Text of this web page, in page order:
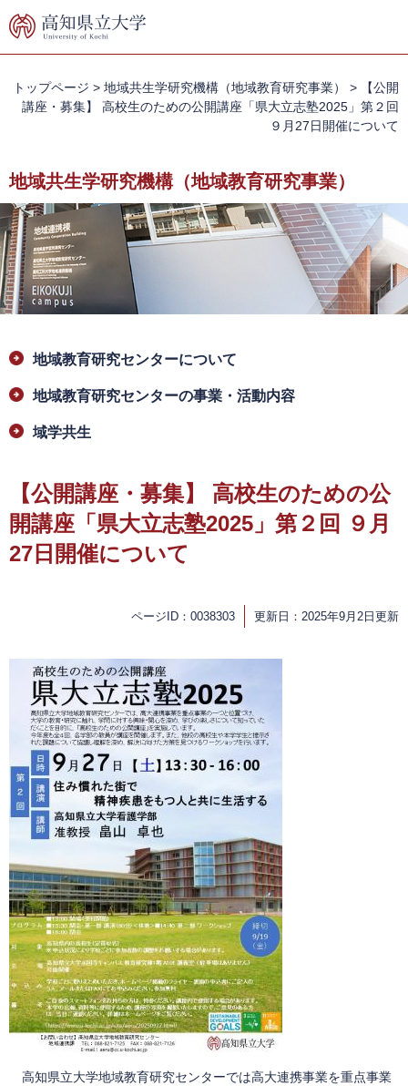
ー
ニ
本
文
へ
トップページ > 地域共生学研究機構（地域教育研究事業） >
【公開
講座・募集】 高校生のための公開講座「県大立志塾2025」第２回
９月27日開催について
地域共生学研究機構（地域教育研究事業）
文
地域教育研究センターについて
地域教育研究センターの事業・活動内容
域学共生
【公開講座・募集】 高校生のための公
開講座「県大立志塾2025」第２回 ９月
27日開催について
ページID：0038303 更新日：2025年9月2日更新
高知県立大学地域教育研究センターでは高大連携事業を重点事業